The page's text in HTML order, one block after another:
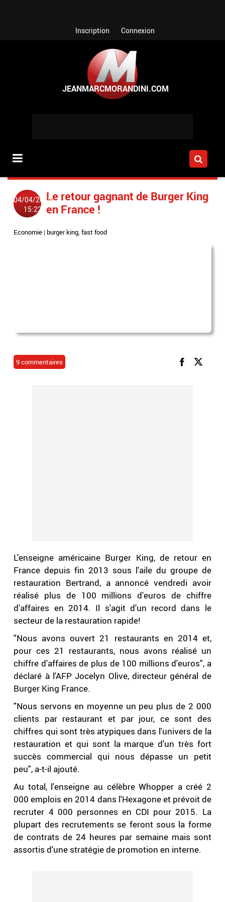
Inscription Connexion
04/04/2015
15:22
Le retour gagnant de Burger King
en France !
Economie |burger king,fast food
9 commentaires
L'enseigne américaine Burger King, de retour en
France depuis fin 2013 sous l'aile du groupe de
restauration Bertrand, a annoncé vendredi avoir
réalisé plus de 100 millions d'euros de chiffre
d'affaires en 2014. Il s'agit d'un record dans le
secteur de la restauration rapide!
"Nous avons ouvert 21 restaurants en 2014 et,
pour ces 21 restaurants, nous avons réalisé un
chiffre d'affaires de plus de 100 millions d'euros", a
déclaré à l'AFP Jocelyn Olive, directeur général de
Burger King France.
"Nous servons en moyenne un peu plus de 2 000
clients par restaurant et par jour, ce sont des
chiffres qui sont très atypiques dans l'univers de la
restauration et qui sont la marque d'un très fort
succès commercial qui nous dépasse un petit
peu", a-t-il ajouté.
Au total, l'enseigne au célèbre Whopper a créé 2
000 emplois en 2014 dans l'Hexagone et prévoit de
recruter 4 000 personnes en CDI pour 2015. La
plupart des recrutements se feront sous la forme
de contrats de 24 heures par semaine mais sont
assortis d'une stratégie de promotion en interne.